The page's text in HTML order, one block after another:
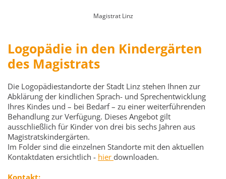
Magistrat Linz
Logopädie in den Kindergärten
des Magistrats
Die Logopädiestandorte der Stadt Linz stehen Ihnen zur
Abklärung der kindlichen Sprach- und Sprechentwicklung
Ihres Kindes und – bei Bedarf – zu einer weiterführenden
Behandlung zur Verfügung. Dieses Angebot gilt
ausschließlich für Kinder von drei bis sechs Jahren aus
Magistratskindergärten.
Im Folder sind die einzelnen Standorte mit den aktuellen
Kontaktdaten ersichtlich - hier downloaden.
Kontakt: